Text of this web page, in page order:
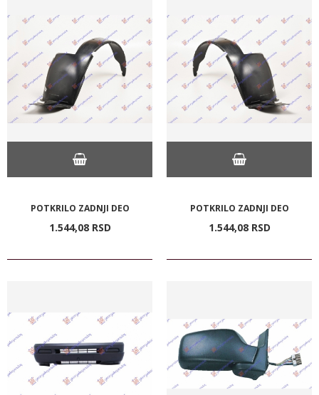
POTKRILO ZADNJI DEO
1.544,08 RSD
POTKRILO ZADNJI DEO
1.544,08 RSD